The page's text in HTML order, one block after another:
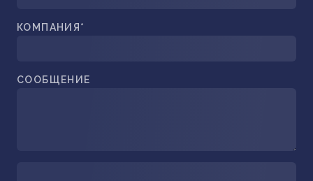
КОМПАНИЯ*
СООБЩЕНИЕ